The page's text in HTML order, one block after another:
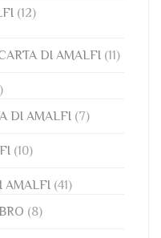
(12)
DI AMALFI (11)
DI AMALFI (7)
(10)
AMALFI (41)
(8)